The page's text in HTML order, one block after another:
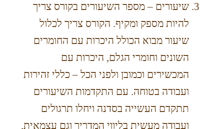
שיעורים – מספר השיעורים בקורס צריך
להיות מספק ומקיף. הקורס צריך לכלול
שיעור מבוא הכולל היכרות עם החומרים
השונים וחומרי הגלם, היכרות עם
המכשירים וכמובן ולפני הכל – כללי זהירות
ועבודה בטוחה. עם התקדמות השיעורים
תתקדם העשייה בסדנה ויחלו תרגולים
ועבודה מעשית בליווי המדריך וגם עצמאית.